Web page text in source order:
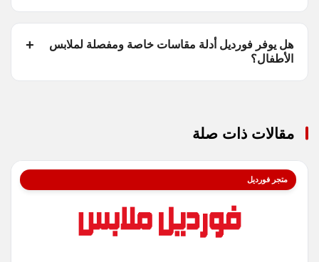
هل يوفر فورديل أدلة مقاسات خاصة ومفصلة لملابس
الأطفال؟
مقالات ذات صلة
متجر فورديل